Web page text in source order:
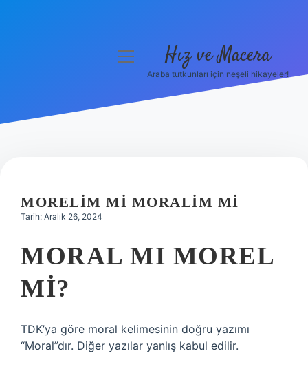
Hakkımızda
menüyü
Hız ve Macera
Araba tutkunları için neşeli hikayeler!
MORELIM MI MORALIM MI
Tarih: Aralık 26, 2024
MORAL MI MOREL
MI?
TDK’ya göre moral kelimesinin doğru yazımı
“Moral”dır. Diğer yazılar yanlış kabul edilir.